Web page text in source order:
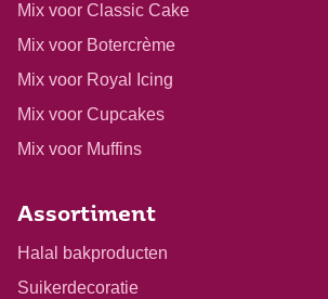
Mix voor Classic Cake
Mix voor Botercrème
Mix voor Royal Icing
Mix voor Cupcakes
Mix voor Muffins
Assortiment
Halal bakproducten
Suikerdecoratie